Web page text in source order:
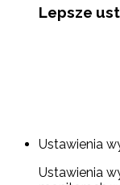
Lepsze
Ustawienia
Ustawienia